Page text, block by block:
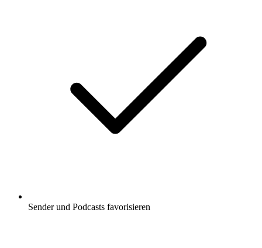
Sender und Podcasts favorisieren